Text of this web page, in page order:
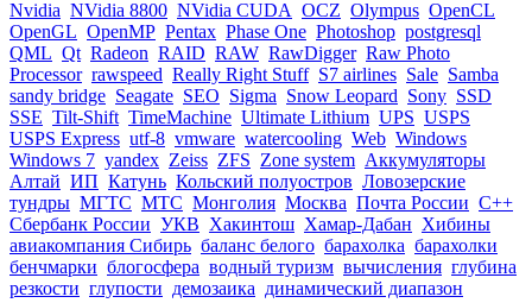
Nvidia NVidia 8800 NVidia CUDA OCZ Olympus OpenCL
OpenGL OpenMP Pentax Phase One Photoshop postgresql
QML Qt Radeon RAID RAW RawDigger Raw Photo
Processor rawspeed Really Right Stuff S7 airlines Sale Samba
sandy bridge Seagate SEO Sigma Snow Leopard Sony SSD
SSE Tilt-Shift TimeMachine Ultimate Lithium UPS USPS
USPS Express utf-8 vmware watercooling Web Windows
Windows 7 yandex Zeiss ZFS Zone system Аккумуляторы
Алтай ИП Катунь Кольский полуостров Ловозерские
тундры МГТС МТС Монголия Москва Почта России С++
Сбербанк России УКВ Хакинтош Хамар-Дабан Хибины
авиакомпания Сибирь баланс белого барахолка барахолки
бенчмарки блогосфера водный туризм вычисления глубина
резкости глупости демозаика динамический диапазон